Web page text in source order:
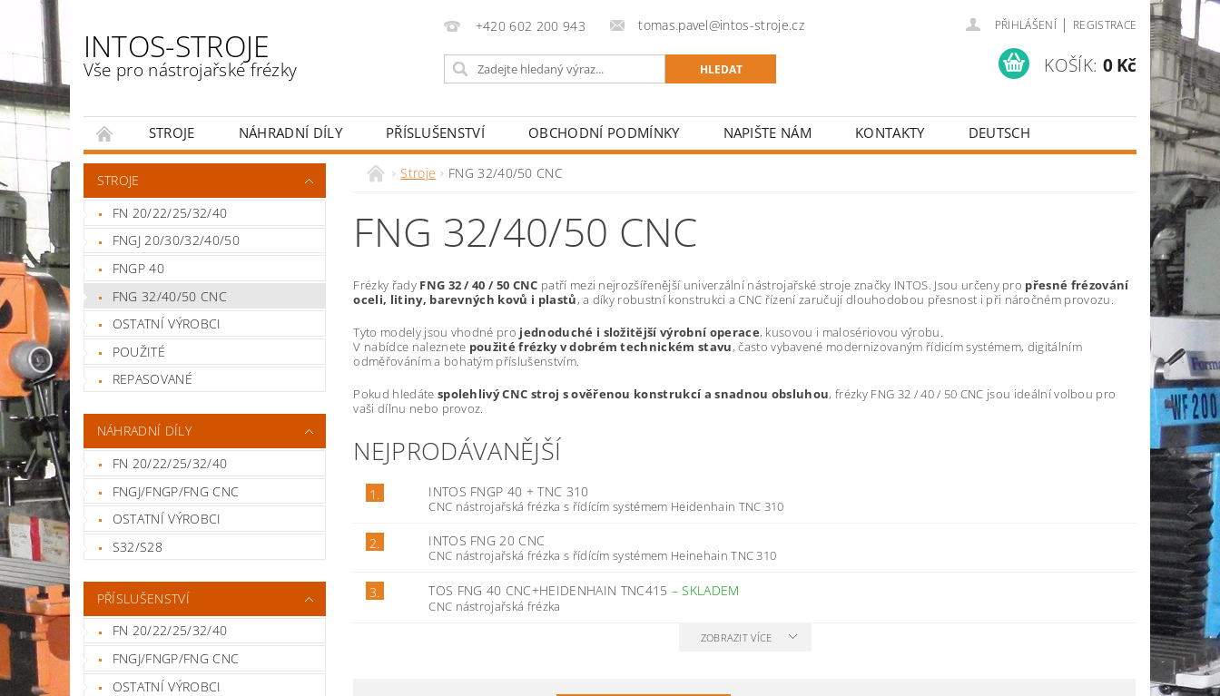
INTOS-STROJE
Vše pro nástrojařské frézky
+420 602 200 943 tomas.pavel@intos-stroje.cz PŘIHLÁŠENÍ | REGISTRACE
KOŠÍK: 0 Kč
STROJE NÁHRADNÍ DÍLY PŘÍSLUŠENSTVÍ OBCHODNÍ PODMÍNKY NAPIŠTE NÁM KONTAKTY
DEUTSCH
ENGLISH
STROJE
FN 20/22/25/32/40
FNGJ 20/30/32/40/50
FNGP 40
FNG 32/40/50 CNC
OSTATNÍ VÝROBCI
POUŽITÉ
REPASOVANÉ
NÁHRADNÍ DÍLY
FN 20/22/25/32/40
FNGJ/FNGP/FNG CNC
OSTATNÍ VÝROBCI
S32/S28
PŘÍSLUŠENSTVÍ
FN 20/22/25/32/40
FNGJ/FNGP/FNG CNC
OSTATNÍ VÝROBCI
Stroje FNG 32/40/50 CNC
FNG 32/40/50 CNC
Frézky řady FNG 32 / 40 / 50 CNC patří mezi nejrozšířenější univerzální nástrojařské stroje značky INTOS. Jsou určeny pro přesné frézování
oceli, litiny, barevných kovů i plastů, a díky robustní konstrukci a CNC řízení zaručují dlouhodobou přesnost i při náročném provozu.
Tyto modely jsou vhodné pro jednoduché i složitější výrobní operace, kusovou i malosériovou výrobu.
V nabídce naleznete použité frézky v dobrém technickém stavu, často vybavené modernizovaným řídicím systémem, digitálním
odměřováním a bohatým příslušenstvím.
Pokud hledáte spolehlivý CNC stroj s ověřenou konstrukcí a snadnou obsluhou, frézky FNG 32 / 40 / 50 CNC jsou ideální volbou pro
vaši dílnu nebo provoz.
NEJPRODÁVANĚJŠÍ
1. INTOS FNGP 40 + TNC 310
CNC nástrojařská frézka s řídícím systémem Heidenhain TNC 310
2. INTOS FNG 20 CNC
CNC nástrojařská frézka s řídícím systémem Heinehain TNC 310
3. TOS FNG 40 CNC+HEIDENHAIN TNC415 –SKLADEM
CNC nástrojařská frézka
ZOBRAZIT VÍCE